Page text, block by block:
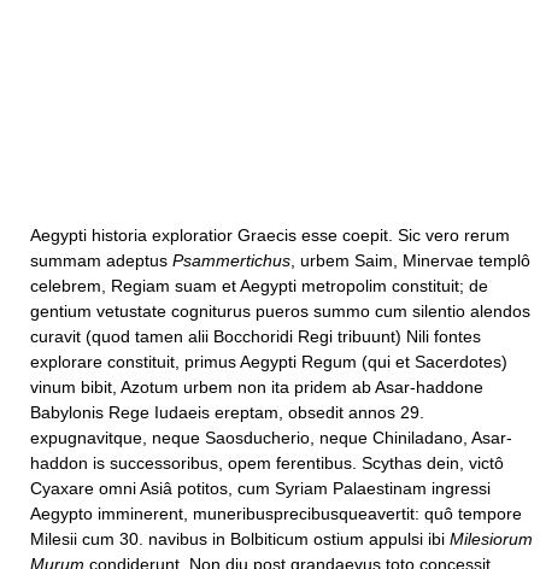
Aegypti historia exploratior Graecis esse coepit. Sic vero rerum
summam adeptus Psammertichus , urbem Saim, Minervae templô
celebrem, Regiam suam et Aegypti metropolim constituit; de
gentium vetustate cogniturus pueros summo cum silentio alendos
curavit (quod tamen alii Bocchoridi Regi tribuunt) Nili fontes
explorare constituit, primus Aegypti Regum (qui et Sacerdotes)
vinum bibit, Azotum urbem non ita pridem ab Asar-haddone
Babylonis Rege Iudaeis ereptam, obsedit annos 29.
expugnavitque, neque Saosducherio, neque Chiniladano, Asar-
haddon is successoribus, opem ferentibus. Scythas dein, victô
Cyaxare omni Asiâ potitos, cum Syriam Palaestinam ingressi
Aegypto imminerent, muneribusprecibusqueavertit: quô tempore
Milesii cum 30. navibus in Bolbiticum ostium appulsi ibi Milesiorum
Murum condiderunt. Non diu post grandaevus toto concessit,